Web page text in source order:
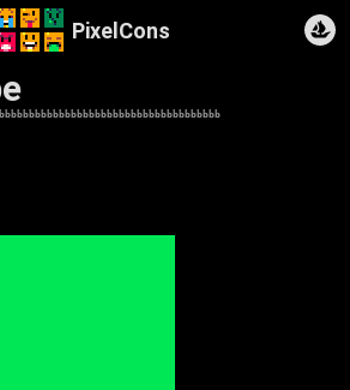
PixelCons